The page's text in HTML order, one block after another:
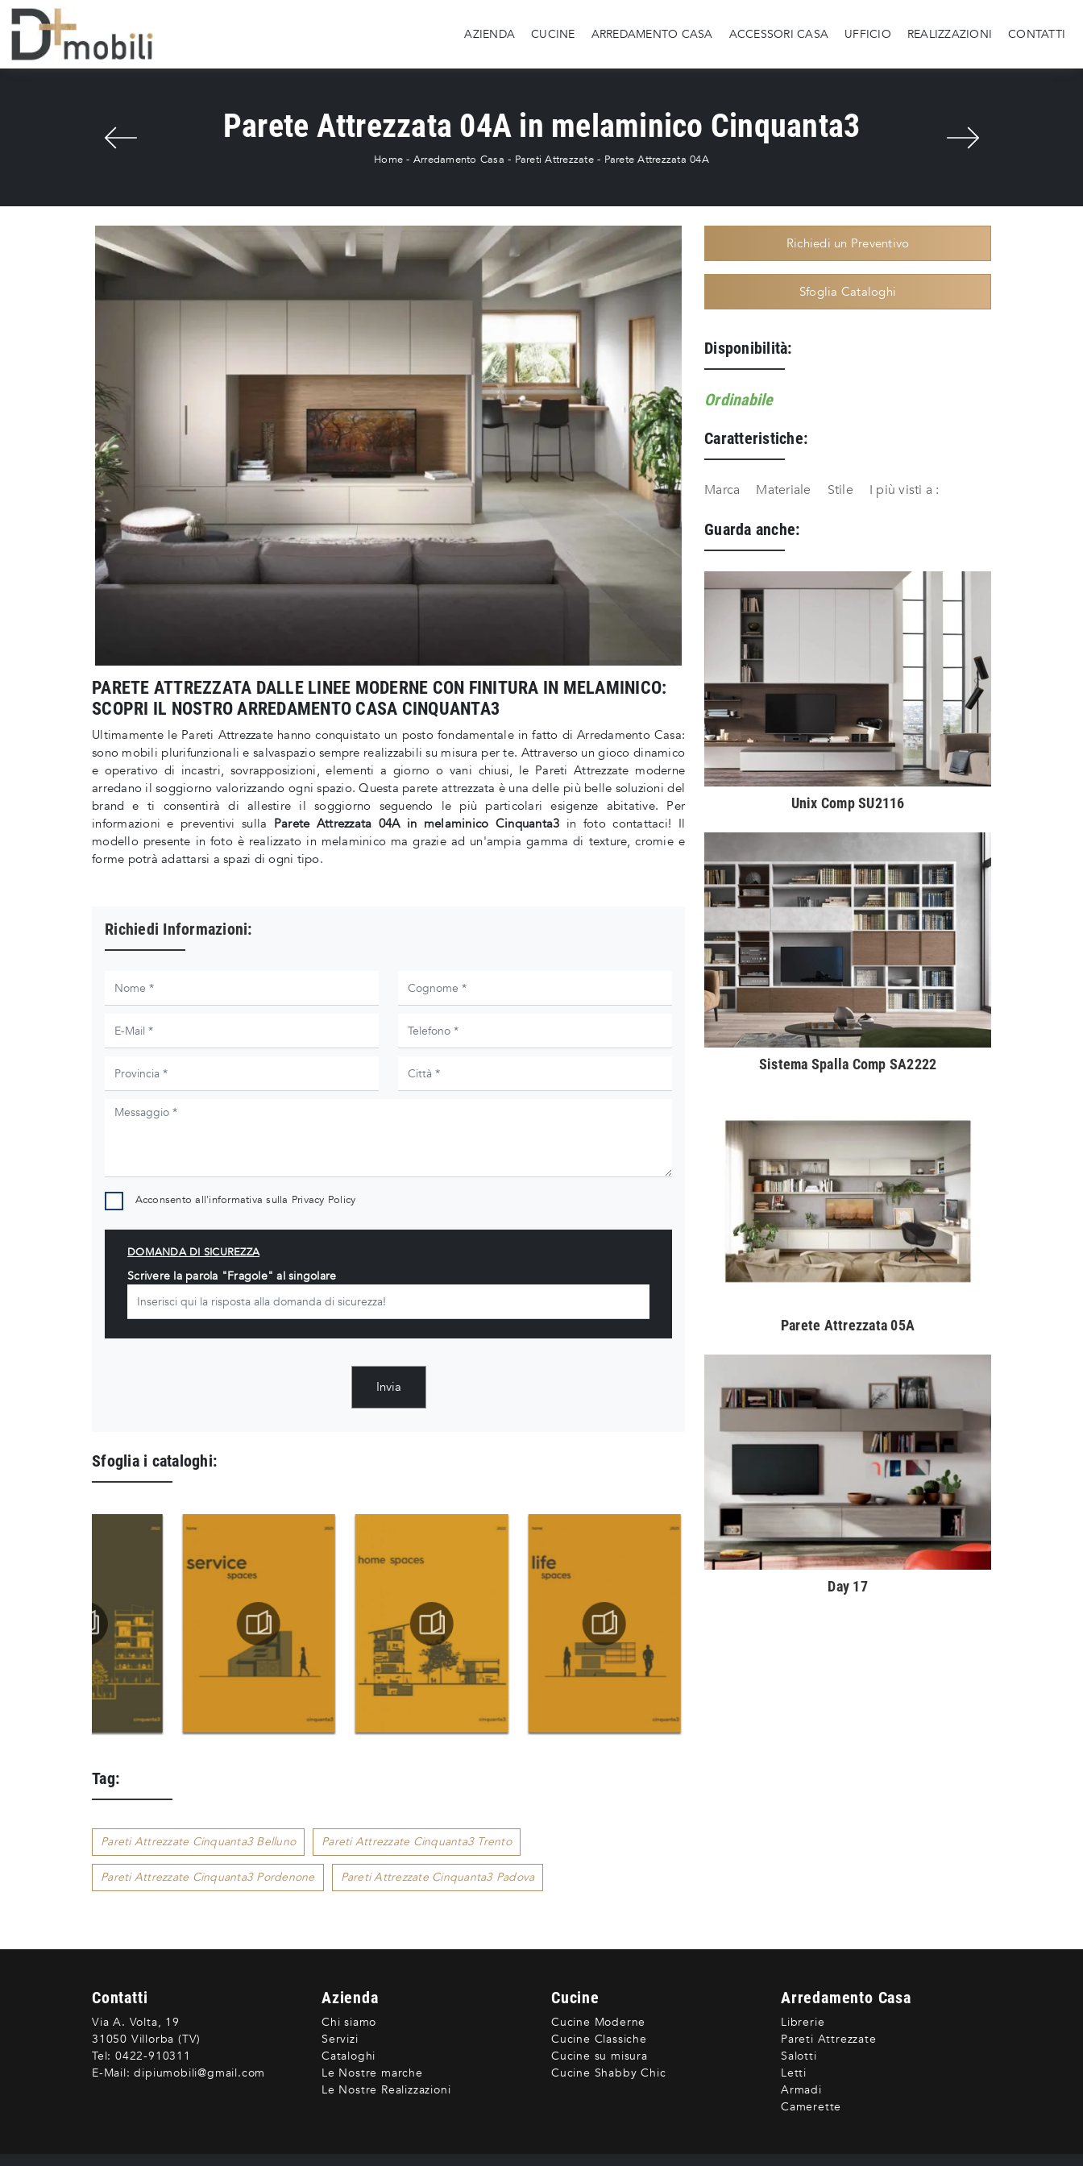
AZIENDA CUCINE ARREDAMENTO CASA ACCESSORI CASA UFFICIO REALIZZAZIONI CONTATTI
Parete Attrezzata 04A in melaminico Cinquanta3
Home - Arredamento Casa - Pareti Attrezzate - Parete Attrezzata 04A
PARETE ATTREZZATA DALLE LINEE MODERNE CON FINITURA IN MELAMINICO:
SCOPRI IL NOSTRO ARREDAMENTO CASA CINQUANTA3
Ultimamente le Pareti Attrezzate hanno conquistato un posto fondamentale in fatto di Arredamento Casa:
sono mobili plurifunzionali e salvaspazio sempre realizzabili su misura per te. Attraverso un gioco dinamico
e operativo di incastri, sovrapposizioni, elementi a giorno o vani chiusi, le Pareti Attrezzate moderne
arredano il soggiorno valorizzando ogni spazio. Questa parete attrezzata è una delle più belle soluzioni del
brand e ti consentirà di allestire il soggiorno seguendo le più particolari esigenze abitative. Per
informazioni e preventivi sulla Parete Attrezzata 04A in melaminico Cinquanta3 in foto contattaci! Il
modello presente in foto è realizzato in melaminico ma grazie ad un'ampia gamma di texture, cromie e
forme potrà adattarsi a spazi di ogni tipo.
Richiedi Informazioni:
Acconsento all'informativa sulla Privacy Policy
DOMANDA DI SICUREZZA
Scrivere la parola "Fragole" al singolare
Invia
Sfoglia i cataloghi:
Tag:
Pareti Attrezzate Cinquanta3 Belluno Pareti Attrezzate Cinquanta3 Trento
Pareti Attrezzate Cinquanta3 Pordenone Pareti Attrezzate Cinquanta3 Padova
Richiedi un Preventivo
Sfoglia Cataloghi
Disponibilità:
Ordinabile
Caratteristiche:
Marca Materiale Stile I più visti a :
Guarda anche:
Unix Comp SU2116
Sistema Spalla Comp SA2222
Parete Attrezzata 05A
Day 17
Contatti
Via A. Volta, 19
31050 Villorba (TV)
Tel: 0422-910311
E-Mail: dipiumobili@gmail.com
Azienda
Chi siamo
Servizi
Cataloghi
Le Nostre marche
Le Nostre Realizzazioni
Cucine
Cucine Moderne
Cucine Classiche
Cucine su misura
Cucine Shabby Chic
Arredamento Casa
Librerie
Pareti Attrezzate
Salotti
Letti
Armadi
Camerette